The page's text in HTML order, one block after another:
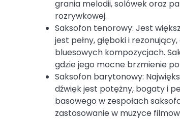
grania melodii, solówek oraz
rozrywkowej.
Saksofon tenorowy: Jest
jest pełny, głęboki i
bluesowych kompozycjach.
gdzie jego mocne brzmienie
Saksofon barytonowy:
dźwięk jest potężny, bogaty i
basowego w zespołach
zastosowanie w muzyce